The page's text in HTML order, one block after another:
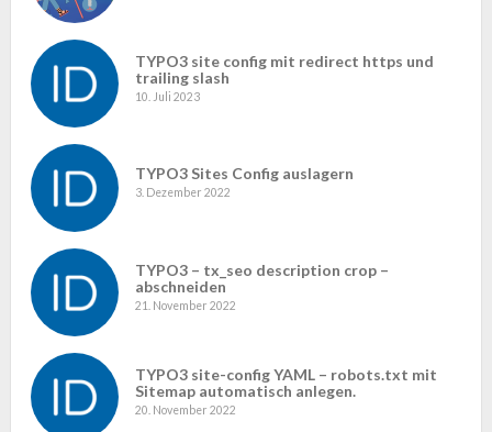
TYPO3 site config mit redirect https und
trailing slash
10. Juli 2023
TYPO3 Sites Config auslagern
3. Dezember 2022
TYPO3 – tx_seo description crop –
abschneiden
21. November 2022
TYPO3 site-config YAML – robots.txt mit
Sitemap automatisch anlegen.
20. November 2022